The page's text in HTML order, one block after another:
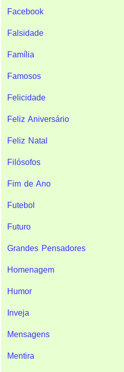
Facebook
Falsidade
Família
Famosos
Felicidade
Feliz Aniversário
Feliz Natal
Filósofos
Fim de Ano
Futebol
Futuro
Grandes Pensadores
Homenagem
Humor
Inveja
Mensagens
Mentira